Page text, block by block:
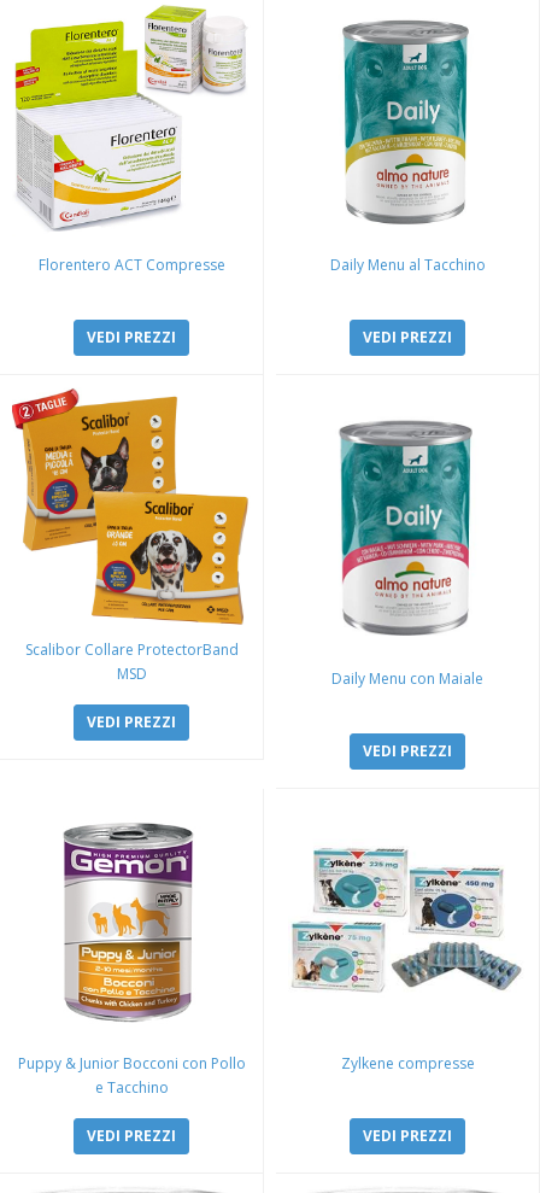
Florentero ACT Compresse
VEDI PREZZI
Daily Menu al Tacchino
VEDI PREZZI
Scalibor Collare ProtectorBand
MSD
VEDI PREZZI
Daily Menu con Maiale
VEDI PREZZI
Puppy & Junior Bocconi con Pollo
e Tacchino
VEDI PREZZI
Zylkene compresse
VEDI PREZZI